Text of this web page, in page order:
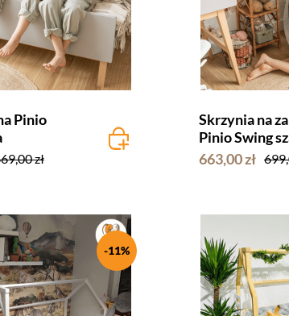
Pinio
zł
Skrzynia na
Pinio Swing
663,00 zł
-11%